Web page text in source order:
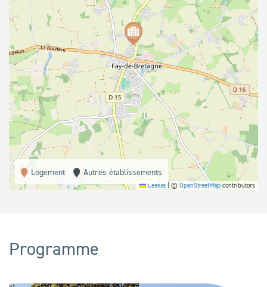
Logement Autres établissements
Leaflet © OpenStreetMap contributors
Programme